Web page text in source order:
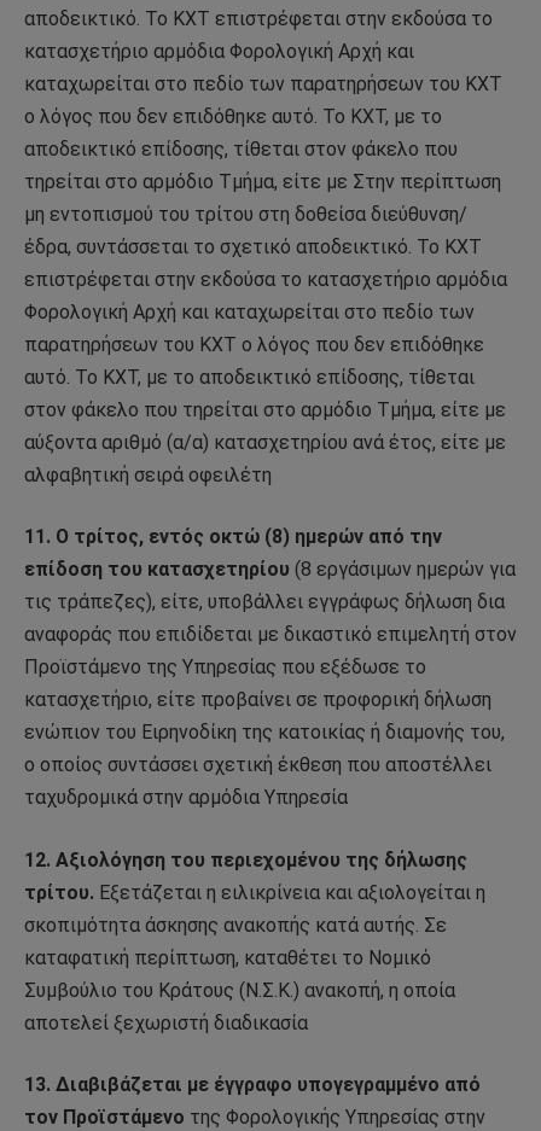
αποδεικτικό. Το ΚΧΤ επιστρέφεται στην εκδούσα το
κατασχετήριο αρμόδια Φορολογική Αρχή και
καταχωρείται στο πεδίο των παρατηρήσεων του ΚΧΤ
ο λόγος που δεν επιδόθηκε αυτό. Το ΚΧΤ, με το
αποδεικτικό επίδοσης, τίθεται στον φάκελο που
τηρείται στο αρμόδιο Τμήμα, είτε με Στην περίπτωση
μη εντοπισμού του τρίτου στη δοθείσα διεύθυνση/
έδρα, συντάσσεται το σχετικό αποδεικτικό. Το ΚΧΤ
επιστρέφεται στην εκδούσα το κατασχετήριο αρμόδια
Φορολογική Αρχή και καταχωρείται στο πεδίο των
παρατηρήσεων του ΚΧΤ ο λόγος που δεν επιδόθηκε
αυτό. Το ΚΧΤ, με το αποδεικτικό επίδοσης, τίθεται
στον φάκελο που τηρείται στο αρμόδιο Τμήμα, είτε με
αύξοντα αριθμό (α/α) κατασχετηρίου ανά έτος, είτε με
αλφαβητική σειρά οφειλέτη
11. Ο τρίτος, εντός οκτώ (8) ημερών από την
επίδοση του κατασχετηρίου (8 εργάσιμων ημερών για
τις τράπεζες), είτε, υποβάλλει εγγράφως δήλωση δια
αναφοράς που επιδίδεται με δικαστικό επιμελητή στον
Προϊστάμενο της Υπηρεσίας που εξέδωσε το
κατασχετήριο, είτε προβαίνει σε προφορική δήλωση
ενώπιον του Ειρηνοδίκη της κατοικίας ή διαμονής του,
ο οποίος συντάσσει σχετική έκθεση που αποστέλλει
ταχυδρομικά στην αρμόδια Υπηρεσία
12. Αξιολόγηση του περιεχομένου της δήλωσης
τρίτου. Εξετάζεται η ειλικρίνεια και αξιολογείται η
σκοπιμότητα άσκησης ανακοπής κατά αυτής. Σε
καταφατική περίπτωση, καταθέτει το Νομικό
Συμβούλιο του Κράτους (Ν.Σ.Κ.) ανακοπή, η οποία
αποτελεί ξεχωριστή διαδικασία
13. Διαβιβάζεται με έγγραφο υπογεγραμμένο από
τον Προϊστάμενο της Φορολογικής Υπηρεσίας στην